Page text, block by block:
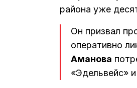
района уже
Он призвал
оперативно
Аманова
«Эдельвейс»